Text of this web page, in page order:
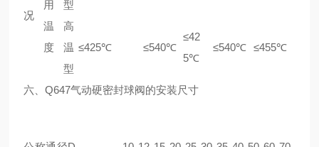
况
用
温
度
型
高
温
型
≤425℃ ≤540℃
≤42
5℃
≤540℃ ≤455℃
六、Q647气动硬密封球阀的安装尺寸